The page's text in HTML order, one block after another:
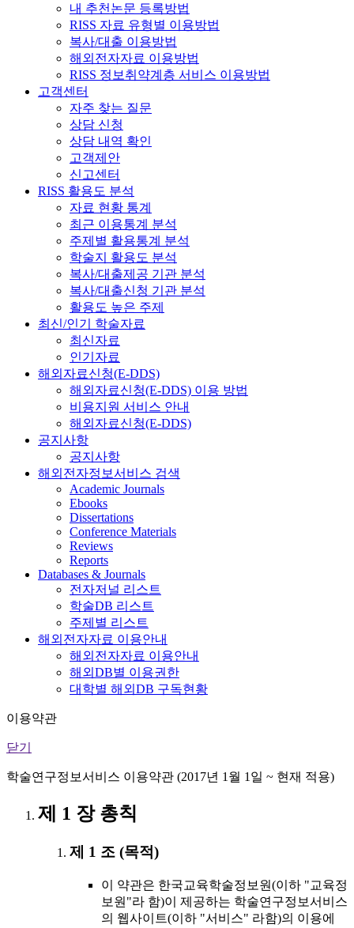
내 추천논문 등록방법
RISS 자료 유형별 이용방법
복사/대출 이용방법
해외전자자료 이용방법
RISS 정보취약계층 서비스 이용방법
고객센터
자주 찾는 질문
상담 신청
상담 내역 확인
고객제안
신고센터
RISS 활용도 분석
자료 현황 통계
최근 이용통계 분석
주제별 활용통계 분석
학술지 활용도 분석
복사/대출제공 기관 분석
복사/대출신청 기관 분석
활용도 높은 주제
최신/인기 학술자료
최신자료
인기자료
해외자료신청(E-DDS)
해외자료신청(E-DDS) 이용 방법
비용지원 서비스 안내
해외자료신청(E-DDS)
공지사항
공지사항
해외전자정보서비스 검색
Academic Journals
Ebooks
Dissertations
Conference Materials
Reviews
Reports
Databases & Journals
전자저널 리스트
학술DB 리스트
주제별 리스트
해외전자자료 이용안내
해외전자자료 이용안내
해외DB별 이용권한
대학별 해외DB 구독현황
이용약관
닫기
학술연구정보서비스 이용약관 (2017년 1월 1일 ~ 현재 적용)
제 1 장 총칙
제 1 조 (목적)
이 약관은 한국교육학술정보원(이하 "교육정
보원"라 함)이 제공하는 학술연구정보서비스
의 웹사이트(이하 "서비스" 라함)의 이용에